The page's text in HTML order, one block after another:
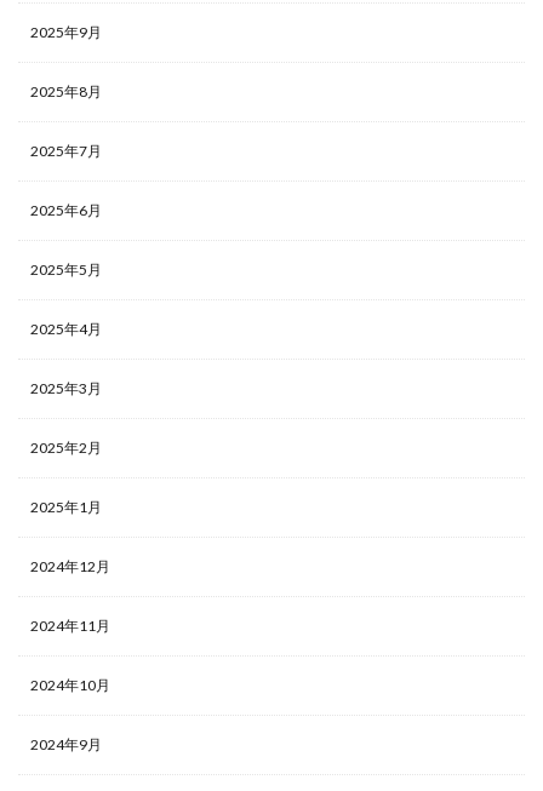
2025年9月
2025年8月
2025年7月
2025年6月
2025年5月
2025年4月
2025年3月
2025年2月
2025年1月
2024年12月
2024年11月
2024年10月
2024年9月